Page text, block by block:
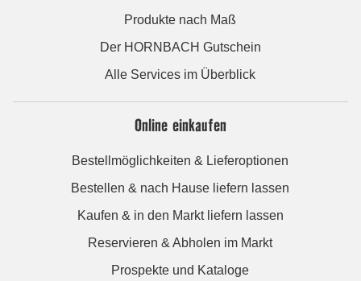
Produkte nach Maß
Der HORNBACH Gutschein
Alle Services im Überblick
Online einkaufen
Bestellmöglichkeiten & Lieferoptionen
Bestellen & nach Hause liefern lassen
Kaufen & in den Markt liefern lassen
Reservieren & Abholen im Markt
Prospekte und Kataloge